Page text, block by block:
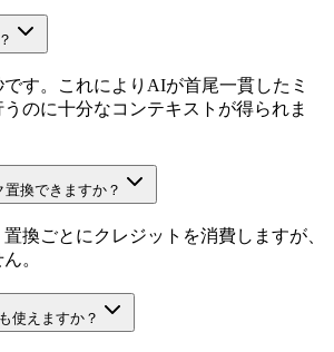
す。これによりAIが首尾一貫したミ
のに十分なコンテキストが得られま
換できますか？
換ごとにクレジットを消費しますが、
。
使えますか？